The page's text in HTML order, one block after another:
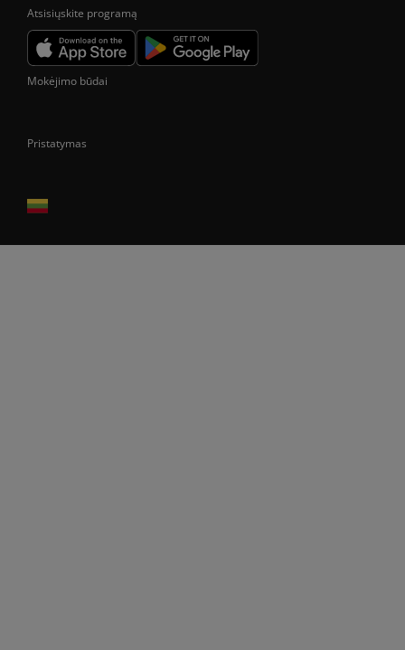
Atsisiųskite programą
Mokėjimo būdai
Pristatymas